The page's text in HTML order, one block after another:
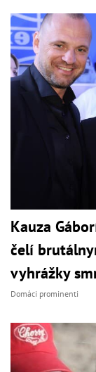
Kauza
čelí
vyhrážky
Domáci prominenti